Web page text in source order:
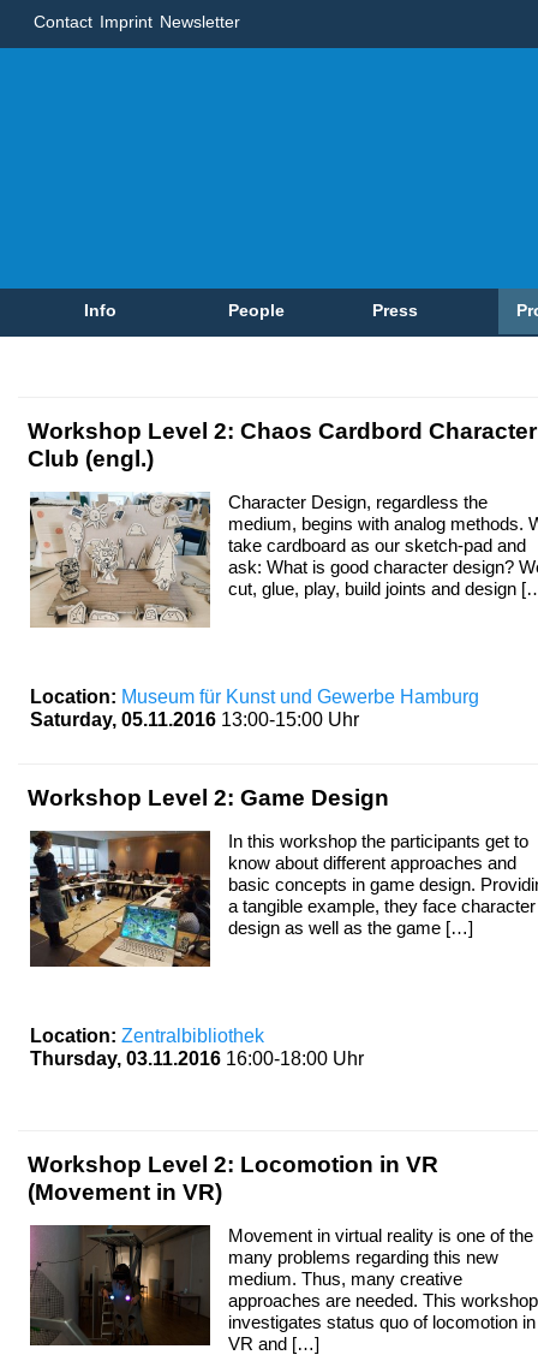
Contact Imprint Newsletter
Info People Press
Workshop Level 2: Chaos Cardbord Character
Club (engl.)
Character Design, regardless the
medium, begins with analog methods.
take cardboard as our sketch-pad and
ask: What is good character design?
cut, glue, play, build joints and design
Location: Museum für Kunst und Gewerbe Hamburg
Saturday, 05.11.2016 13:00-15:00 Uhr
Workshop Level 2: Game Design
In this workshop the participants get to
know about different approaches and
basic concepts in game design.
a tangible example, they face character
design as well as the game […]
Location: Zentralbibliothek
Thursday, 03.11.2016 16:00-18:00 Uhr
Workshop Level 2: Locomotion in VR
(Movement in VR)
Movement in virtual reality is one of the
many problems regarding this new
medium. Thus, many creative
approaches are needed. This workshop
investigates status quo of locomotion in
VR and […]